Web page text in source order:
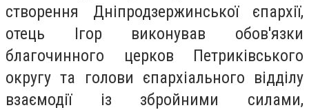
створення Дніпродзержинської єпархії,
отець Ігор виконував обов'язки
благочинного церков Петриківського
округу та голови єпархіального відділу
взаємодії із збройними силами,